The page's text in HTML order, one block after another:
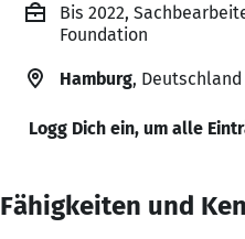
Bis 2022,
Foundation
Hamburg, Deutschland
Logg Dich ein, um alle
Fähigkeiten und